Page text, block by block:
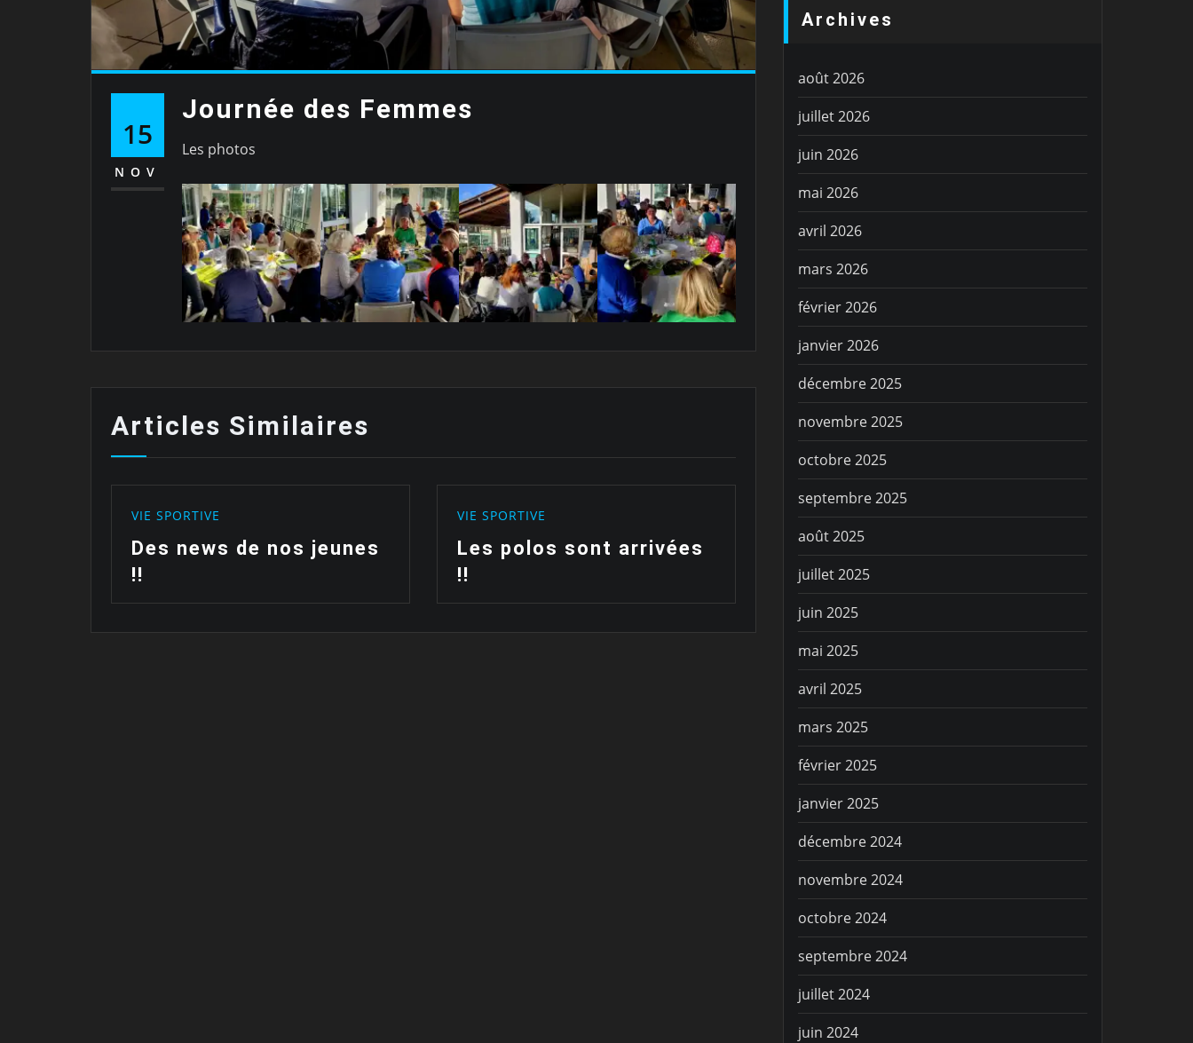
15
NOV
Journée des Femmes
Les photos
Articles Similaires
VIE SPORTIVE
Des news de nos jeunes
!!
VIE SPORTIVE
Les polos sont arrivées
!!
VIE SPORTIVE
Fête des enfants du
club de Frégate
Archives
août 2026
juillet 2026
juin 2026
mai 2026
avril 2026
mars 2026
février 2026
janvier 2026
décembre 2025
novembre 2025
octobre 2025
septembre 2025
août 2025
juillet 2025
juin 2025
mai 2025
avril 2025
mars 2025
février 2025
janvier 2025
décembre 2024
novembre 2024
octobre 2024
septembre 2024
juillet 2024
juin 2024